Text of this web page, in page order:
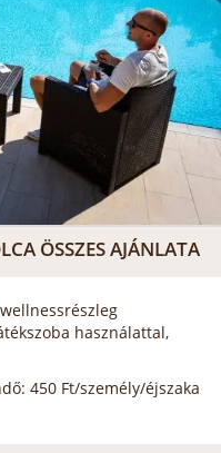
ÖSSZES AJÁNLATA
használattal,
450 Ft/személy/éjszaka